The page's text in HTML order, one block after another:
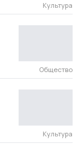
Культура
Общество
Культура